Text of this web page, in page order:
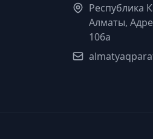
Республика
Алматы,
106а